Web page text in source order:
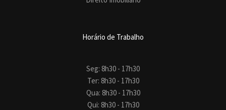
Horário de Trabalho
Seg: 8h30 - 17h30
Ter: 8h30 - 17h30
Qua: 8h30 - 17h30
Qui: 8h30 - 17h30